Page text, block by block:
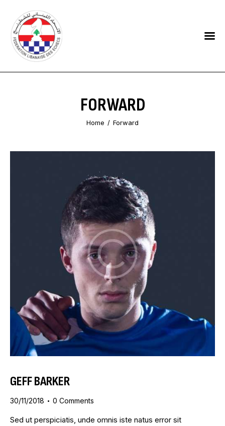
FORWARD
Home Forward
HOME
FEDERATION
GEFF BARKER
30/11/2018 0 Comments
Sed ut perspiciatis, unde omnis iste natus error sit